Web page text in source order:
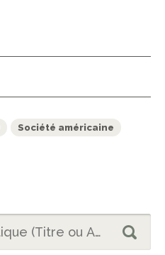
Société américaine